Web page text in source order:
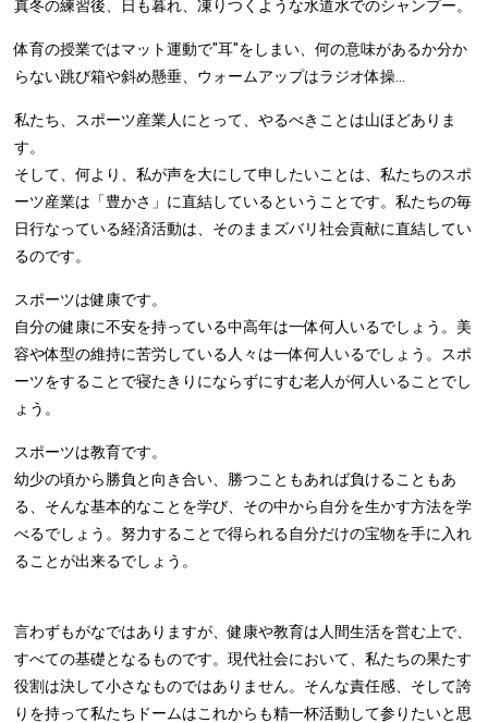
真冬の練習後、日も暮れ、凍りつくような水道水でのシャンプー。
体育の授業ではマット運動で"耳"をしまい、何の意味があるか分か
らない跳び箱や斜め懸垂、ウォームアップはラジオ体操...
私たち、スポーツ産業人にとって、やるべきことは山ほどありま
す。
そして、何より、私が声を大にして申したいことは、私たちのスポ
ーツ産業は「豊かさ」に直結しているということです。私たちの毎
日行なっている経済活動は、そのままズバリ社会貢献に直結してい
るのです。
スポーツは健康です。
自分の健康に不安を持っている中高年は一体何人いるでしょう。美
容や体型の維持に苦労している人々は一体何人いるでしょう。スポ
ーツをすることで寝たきりにならずにすむ老人が何人いることでし
ょう。
スポーツは教育です。
幼少の頃から勝負と向き合い、勝つこともあれば負けることもあ
る、そんな基本的なことを学び、その中から自分を生かす方法を学
べるでしょう。努力することで得られる自分だけの宝物を手に入れ
ることが出来るでしょう。
言わずもがなではありますが、健康や教育は人間生活を営む上で、
すべての基礎となるものです。現代社会において、私たちの果たす
役割は決して小さなものではありません。そんな責任感、そして誇
りを持って私たちドームはこれからも精一杯活動して参りたいと思